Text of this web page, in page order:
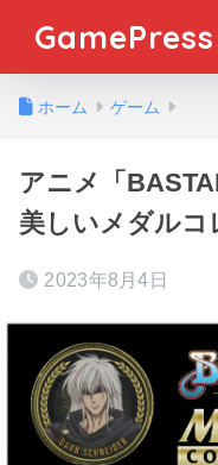
ホーム ゲーム
アニメ「
美しいメダルコ
2023年8月4日